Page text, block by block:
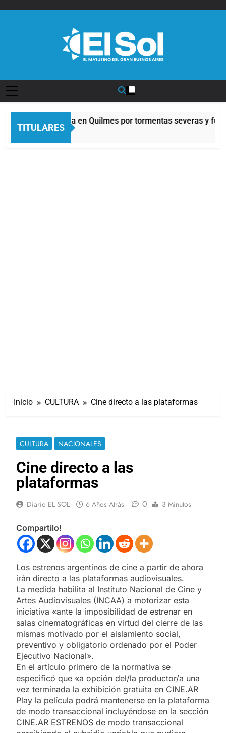
TITULARES
Alerta naranja en Quilmes por tormentas severas y
2 Horas Atrás
Inicio CULTURA Cine directo a las plataformas
CULTURA NACIONALES
Cine directo a las
plataformas
Diario EL SOL 6 Años Atrás 0 3 Minutos
Compartilo!
Los estrenos argentinos de cine a partir de ahora
irán directo a las plataformas audiovisuales.
La medida habilita al Instituto Nacional de Cine y
Artes Audiovisuales (INCAA) a motorizar esta
iniciativa «ante la imposibilidad de estrenar en
salas cinematográficas en virtud del cierre de las
mismas motivado por el aislamiento social,
preventivo y obligatorio ordenado por el Poder
Ejecutivo Nacional».
En el artículo primero de la normativa se
especificó que «a opción del/la productor/a una
vez terminada la exhibición gratuita en CINE.AR
Play la película podrá mantenerse en la plataforma
de modo transaccional incluyéndose en la sección
CINE.AR ESTRENOS de modo transaccional